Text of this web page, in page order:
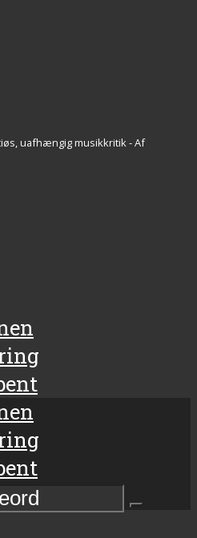
uafhængig musikkritik - Af